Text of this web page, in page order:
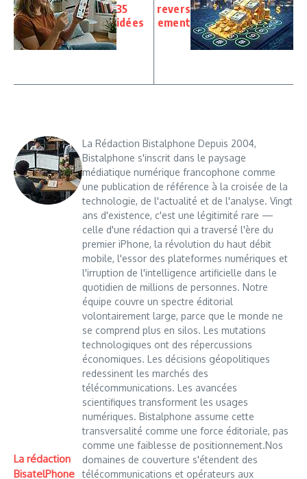
35
idées
revers
ement
La rédaction
BisatelPhone
La Rédaction Bistalphone Depuis 2004,
Bistalphone s'inscrit dans le paysage
médiatique numérique francophone comme
une publication de référence à la croisée de la
technologie, de l'actualité et de l'analyse. Vingt
ans d'existence, c'est une légitimité rare —
celle d'une rédaction qui a traversé l'ère du
premier iPhone, la révolution du haut débit
mobile, l'essor des plateformes numériques et
l'irruption de l'intelligence artificielle dans le
quotidien de millions de personnes. Notre
équipe couvre un spectre éditorial
volontairement large, parce que le monde ne
se comprend plus en silos. Les mutations
technologiques ont des répercussions
économiques. Les décisions géopolitiques
redessinent les marchés des
télécommunications. Les avancées
scientifiques transforment les usages
numériques. Bistalphone assume cette
transversalité comme une force éditoriale, pas
comme une faiblesse de positionnement.Nos
domaines de couverture s'étendent des
télécommunications et opérateurs aux